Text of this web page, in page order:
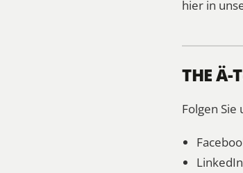
hier in
THE
Folgen Sie
LinkedIn